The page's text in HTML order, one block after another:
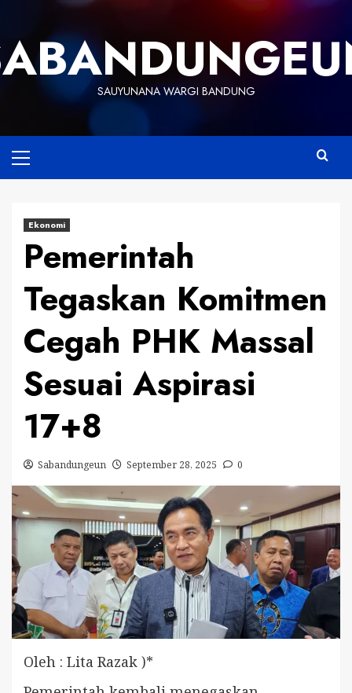
content
SAUYUNANA WARGI BANDUNG
Menu
Ekonomi
Pemerintah
Tegaskan Komitmen
Cegah PHK Massal
Sesuai Aspirasi
17+8
Sabandungeun September 28, 2025 0
Oleh : Lita Razak )*